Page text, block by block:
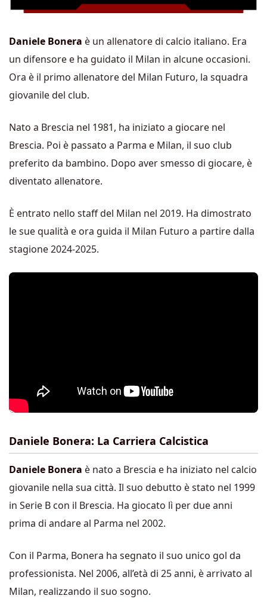
Daniele Bonera è un allenatore di calcio italiano. Era
un difensore e ha guidato il Milan in alcune occasioni.
Ora è il primo allenatore del Milan Futuro, la squadra
giovanile del club.
Nato a Brescia nel 1981, ha iniziato a giocare nel
Brescia. Poi è passato a Parma e Milan, il suo club
preferito da bambino. Dopo aver smesso di giocare, è
diventato allenatore.
È entrato nello staff del Milan nel 2019. Ha dimostrato
le sue qualità e ora guida il Milan Futuro a partire dalla
stagione 2024-2025.
Daniele Bonera: La Carriera Calcistica
Daniele Bonera è nato a Brescia e ha iniziato nel calcio
giovanile nella sua città. Il suo debutto è stato nel 1999
in Serie B con il Brescia. Ha giocato lì per due anni
prima di andare al Parma nel 2002.
Con il Parma, Bonera ha segnato il suo unico gol da
professionista. Nel 2006, all’età di 25 anni, è arrivato al
Milan, realizzando il suo sogno.